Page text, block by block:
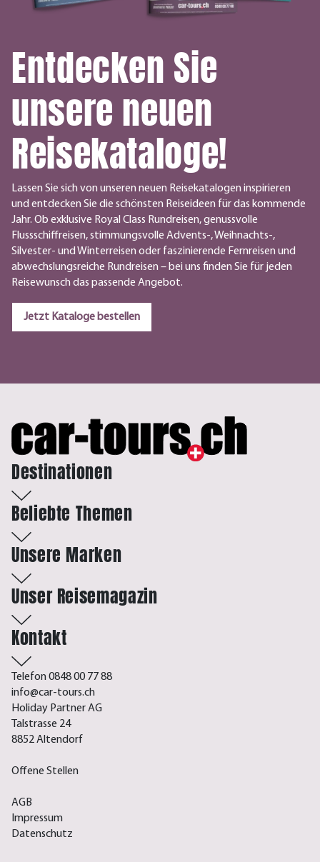
Entdecken Sie
unsere neuen
Reisekataloge!
Lassen Sie sich von unseren neuen Reisekatalogen inspirieren
und entdecken Sie die schönsten Reiseideen für das kommende
Jahr. Ob exklusive Royal Class Rundreisen, genussvolle
Flussschiffreisen, stimmungsvolle Advents-, Weihnachts-,
Silvester- und Winterreisen oder faszinierende Fernreisen und
abwechslungsreiche Rundreisen – bei uns finden Sie für jeden
Reisewunsch das passende Angebot.
Jetzt Kataloge bestellen
Destinationen
Beliebte Themen
Unsere Marken
Unser Reisemagazin
Kontakt
Telefon 0848 00 77 88
info@car-tours.ch
Holiday Partner AG
Talstrasse 24
8852 Altendorf
Offene Stellen
AGB
Impressum
Datenschutz